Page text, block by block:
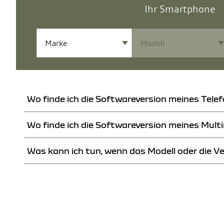
Ihr Smartphone
Wo finde ich die Softwareversion meines
Sie finden die Softwareversion Ihres Android- oder Windows-
Wo finde ich die Softwareversion meines
Sie finden die Softwareversion Ihres Multimediasystems direkt auf
Was kann ich tun, wenn das Modell oder die